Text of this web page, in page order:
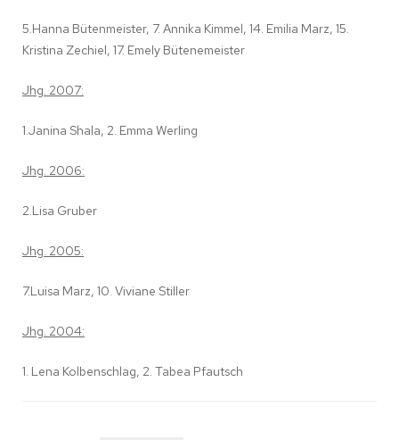
5.Hanna Bütenmeister, 7. Annika Kimmel, 14. Emilia Marz, 15.
Kristina Zechiel, 17. Emely Bütenemeister
Jhg. 2007:
1.Janina Shala, 2. Emma Werling
Jhg. 2006:
2.Lisa Gruber
Jhg. 2005:
7.Luisa Marz, 10. Viviane Stiller
Jhg. 2004:
1. Lena Kolbenschlag, 2. Tabea Pfautsch